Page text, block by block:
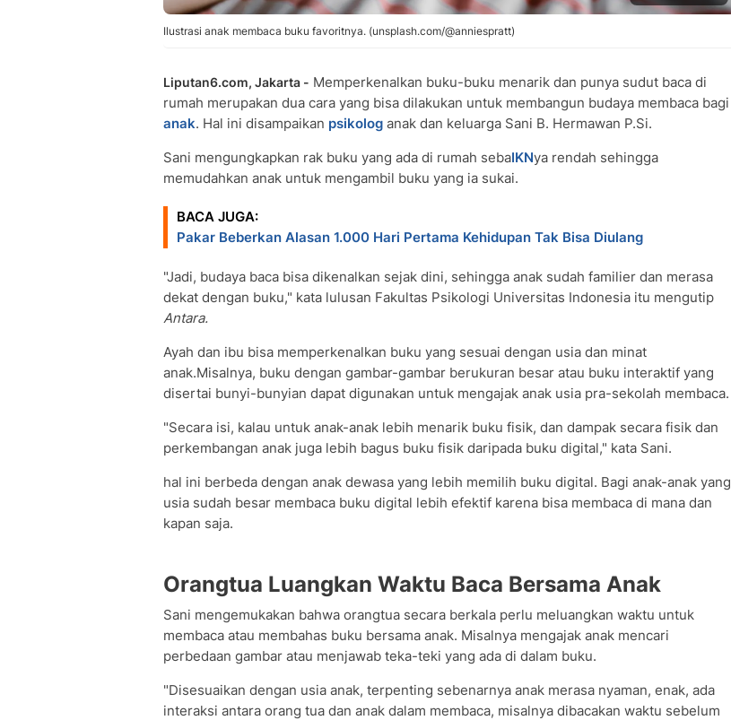
Ilustrasi anak membaca buku favoritnya. (unsplash.com/@anniespratt)
Liputan6.com, Jakarta - Memperkenalkan buku-buku menarik dan punya sudut baca di
rumah merupakan dua cara yang bisa dilakukan untuk membangun budaya membaca bagi
anak. Hal ini disampaikan psikolog anak dan keluarga Sani B. Hermawan P.Si.
Sani mengungkapkan rak buku yang ada di rumah sebaIKNya rendah sehingga
memudahkan anak untuk mengambil buku yang ia sukai.
BACA JUGA:
Pakar Beberkan Alasan 1.000 Hari Pertama Kehidupan Tak Bisa Diulang
"Jadi, budaya baca bisa dikenalkan sejak dini, sehingga anak sudah familier dan merasa
dekat dengan buku," kata lulusan Fakultas Psikologi Universitas Indonesia itu mengutip
Antara.
Ayah dan ibu bisa memperkenalkan buku yang sesuai dengan usia dan minat
anak.Misalnya, buku dengan gambar-gambar berukuran besar atau buku interaktif yang
disertai bunyi-bunyian dapat digunakan untuk mengajak anak usia pra-sekolah membaca.
"Secara isi, kalau untuk anak-anak lebih menarik buku fisik, dan dampak secara fisik dan
perkembangan anak juga lebih bagus buku fisik daripada buku digital," kata Sani.
hal ini berbeda dengan anak dewasa yang lebih memilih buku digital. Bagi anak-anak yang
usia sudah besar membaca buku digital lebih efektif karena bisa membaca di mana dan
kapan saja.
Orangtua Luangkan Waktu Baca Bersama Anak
Sani mengemukakan bahwa orangtua secara berkala perlu meluangkan waktu untuk
membaca atau membahas buku bersama anak. Misalnya mengajak anak mencari
perbedaan gambar atau menjawab teka-teki yang ada di dalam buku.
"Disesuaikan dengan usia anak, terpenting sebenarnya anak merasa nyaman, enak, ada
interaksi antara orang tua dan anak dalam membaca, misalnya dibacakan waktu sebelum